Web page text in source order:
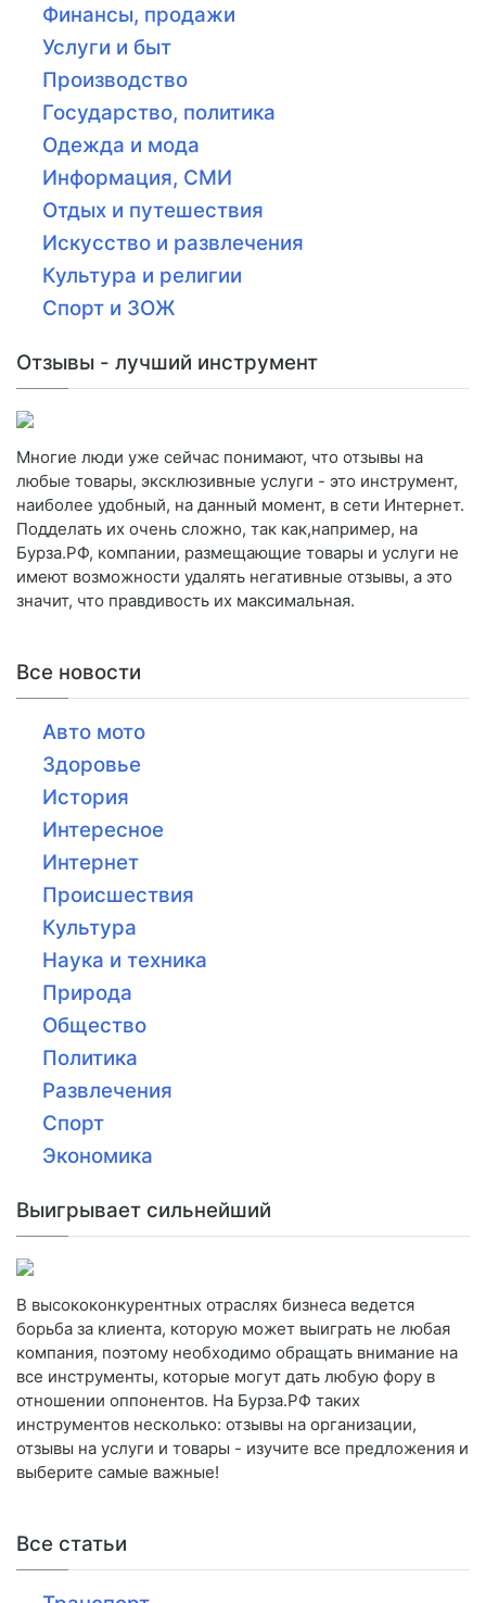
Финансы, продажи
Услуги и быт
Производство
Государство, политика
Одежда и мода
Информация, СМИ
Отдых и путешествия
Искусство и развлечения
Культура и религии
Спорт и ЗОЖ
Отзывы - лучший инструмент
Многие люди уже сейчас понимают, что отзывы на
любые товары, эксклюзивные услуги - это инструмент,
наиболее удобный, на данный момент, в сети Интернет.
Подделать их очень сложно, так как,например, на
Бурза.РФ, компании, размещающие товары и услуги не
имеют возможности удалять негативные отзывы, а это
значит, что правдивость их максимальная.
Все новости
Авто мото
Здоровье
История
Интересное
Интернет
Происшествия
Культура
Наука и техника
Природа
Общество
Политика
Развлечения
Спорт
Экономика
Выигрывает сильнейший
В высококонкурентных отраслях бизнеса ведется
борьба за клиента, которую может выиграть не любая
компания, поэтому необходимо обращать внимание на
все инструменты, которые могут дать любую фору в
отношении оппонентов. На Бурза.РФ таких
инструментов несколько: отзывы на организации,
отзывы на услуги и товары - изучите все предложения и
выберите самые важные!
Все статьи